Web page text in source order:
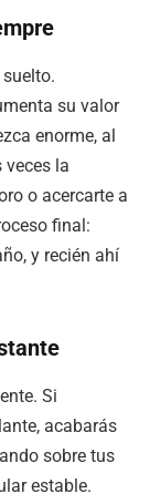
su valor
enorme, al
la
o acercarte a
final:
y recién ahí
Si
acabarás
sobre tus
estable.